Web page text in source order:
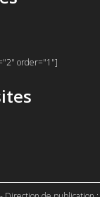
order="1"]